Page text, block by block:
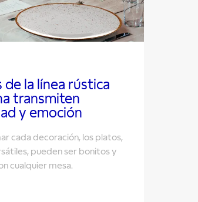
de la línea rústica
transmiten
y emoción
cada decoración, los platos,
pueden ser bonitos y
cualquier mesa.